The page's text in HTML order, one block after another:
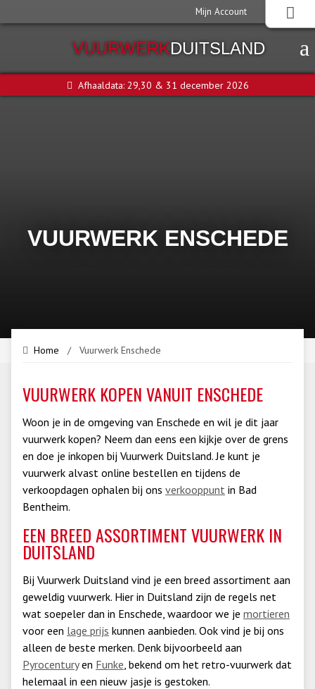
Mijn Account
VUURWERK ENSCHEDE
VUURWERKDUITSLAND
Afhaaldata: 29,30 & 31 december 2026
Home / Vuurwerk Enschede
VUURWERK KOPEN VANUIT ENSCHEDE
Woon je in de omgeving van Enschede en wil je dit jaar
vuurwerk kopen? Neem dan eens een kijkje over de grens
en doe je inkopen bij Vuurwerk Duitsland. Je kunt je
vuurwerk alvast online bestellen en tijdens de
verkoopdagen ophalen bij ons verkooppunt in Bad
Bentheim.
EEN BREED ASSORTIMENT VUURWERK IN
DUITSLAND
Bij Vuurwerk Duitsland vind je een breed assortiment aan
geweldig vuurwerk. Hier in Duitsland zijn de regels net
wat soepeler dan in Enschede, waardoor we je mortieren
voor een lage prijs kunnen aanbieden. Ook vind je bij ons
alleen de beste merken. Denk bijvoorbeeld aan
Pyrocenturyen Funke, bekend om het retro-vuurwerk dat
helemaal in een nieuw jasje is gestoken.